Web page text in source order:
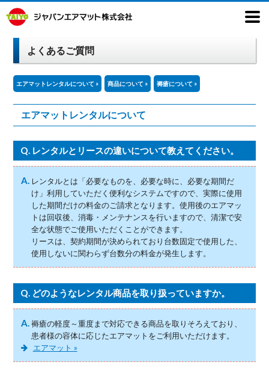
よくあるご質問
エアマットレンタルについて » 商品について » 褥瘡について »
エアマットレンタルについて
Q. レンタルとリースの違いについて教えてください。
A. レンタルとは「必要なものを、必要な時に、必要な期間だ
け」利用していただく便利なシステムですので、実際に使用
した期間だけの料金のご請求となります。使用後のエアマッ
トは回収後、消毒・メンテナンスを行いますので、清潔で安
全な状態でご使用いただくことができます。
リースは、契約期間が決められており台数固定で使用した、
使用しないに関わらず台数分の料金が発生します。
Q. どのようなレンタル商品を取り扱っていますか。
A.褥瘡の軽度～重度まで対応できる商品を取りそろえており、
患者様の容体に応じたエアマットをご利用いただけます。
エアマット »